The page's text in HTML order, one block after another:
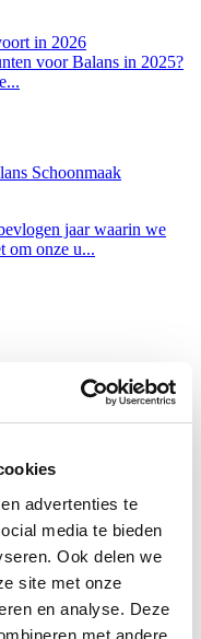
advertenties te
media te bieden
Ook delen we
site met onze
en analyse. Deze
met andere
in 2026
voor Balans in 2025?
jaar waarin we
om onze u...
Balans Het jaar nadert